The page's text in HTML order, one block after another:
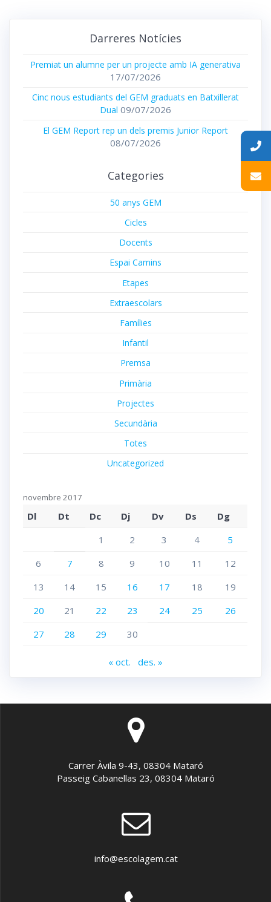
Darreres Notícies
Premiat un alumne per un projecte amb IA generativa
17/07/2026
Cinc nous estudiants del GEM graduats en Batxillerat
Dual 09/07/2026
El GEM Report rep un dels premis Junior Report
08/07/2026
Categories
50 anys GEM
Cicles
Docents
Espai Camins
Etapes
Extraescolars
Famílies
Infantil
Premsa
Primària
Projectes
Secundària
Totes
Uncategorized
novembre 2017
Dl Dt Dc Dj Dv Ds
Dg
1
2 3 4
5
6
7 8 9 10 11
12
13
14 15 16 17 18
19
20
21 22 23 24 25
26
27
28 29 30
« oct. des. »
Carrer Àvila 9-43, 08304 Mataró
Passeig Cabanellas 23, 08304 Mataró
info@escolagem.cat